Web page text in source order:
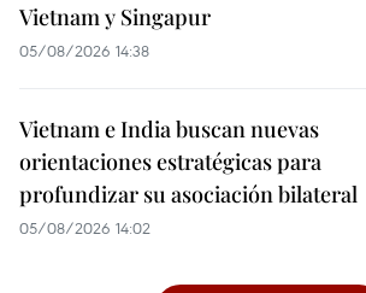
Vietnam y Singapur
05/08/2026 14:38
Vietnam e India buscan nuevas
orientaciones estratégicas para
profundizar su asociación bilateral
05/08/2026 14:02